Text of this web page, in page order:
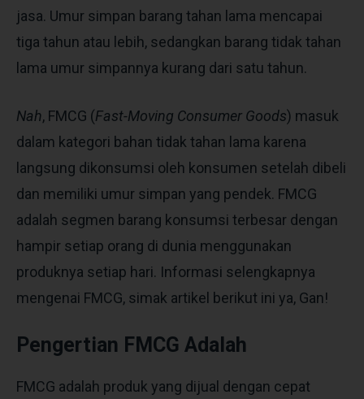
jasa. Umur simpan barang tahan lama mencapai
tiga tahun atau lebih, sedangkan barang tidak tahan
lama umur simpannya kurang dari satu tahun.
Nah, FMCG (Fast-Moving Consumer Goods) masuk
dalam kategori bahan tidak tahan lama karena
langsung dikonsumsi oleh konsumen setelah dibeli
dan memiliki umur simpan yang pendek. FMCG
adalah segmen barang konsumsi terbesar dengan
hampir setiap orang di dunia menggunakan
produknya setiap hari. Informasi selengkapnya
mengenai FMCG, simak artikel berikut ini ya, Gan!
Pengertian FMCG Adalah
FMCG adalah produk yang dijual dengan cepat